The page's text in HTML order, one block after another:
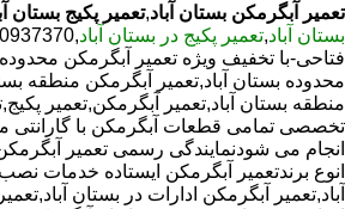
تعمیر آبگرمکن بستان آباد,تعمیر پکیج بستان
بستان آباد,تعمیر پکیج در بستان آباد
فتاحی-با تخفیف ویژه تعمیر آبگرمکن محدوده
محدوده بستان آباد,تعمیر آبگرمکن منطقه
منطقه بستان آباد,تعمیر آبگرمکن,تعمیر
تخصصی تمامی قطعات آبگرمکن با گارانتی
انجام می شودنمایندگی رسمی تعمیر آبگرمکن
انوع برندتعمیر آبگرمکن ایستاده خدمات
آباد,تعمیر آبگرمکن ادارات در بستان